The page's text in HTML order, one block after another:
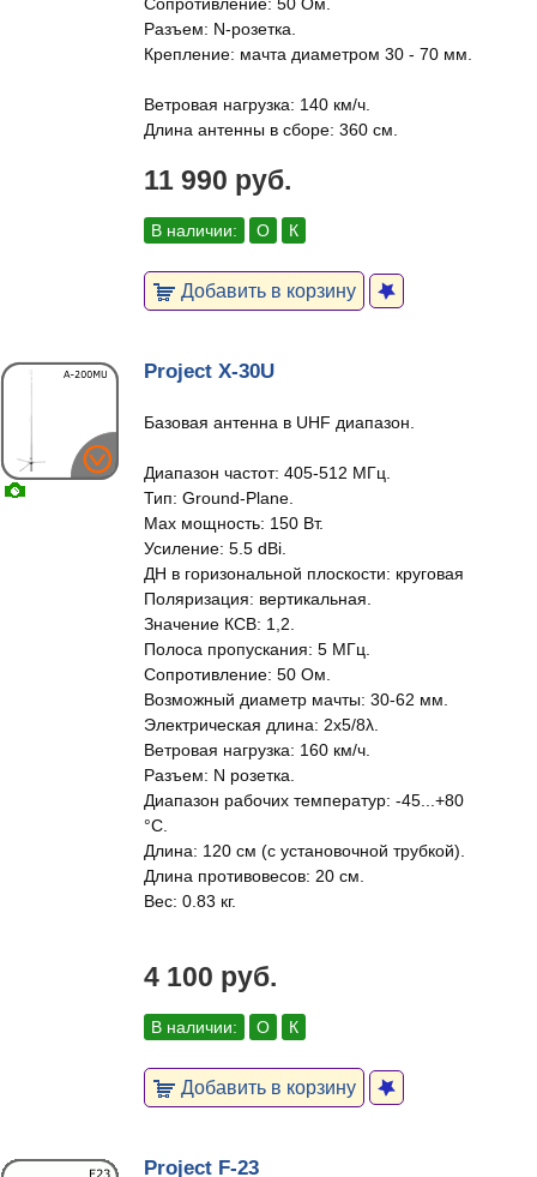
Разъем: N-розетка.
Крепление: мачта диаметром 30 - 70 мм.
Ветровая нагрузка: 140 км/ч.
Длина антенны в сборе: 360 см.
11 990 руб.
В наличии: О К
Добавить в корзину
Project X-30U
Базовая антенна в UHF диапазон.
Диапазон частот: 405-512 МГц.
Тип: Ground-Plane.
Max мощность: 150 Вт.
Усиление: 5.5 dBi.
ДН в горизональной плоскости: круговая
Поляризация: вертикальная.
Значение КСВ: 1,2.
Полоса пропускания: 5 МГц.
Сопротивление: 50 Ом.
Возможный диаметр мачты: 30-62 мм.
Электрическая длина: 2х5/8λ.
Ветровая нагрузка: 160 км/ч.
Разъем: N розетка.
Диапазон рабочих температур: -45...+80
°C.
Длина: 120 см (с установочной трубкой).
Длина противовесов: 20 см.
Вес: 0.83 кг.
4 100 руб.
В наличии: О К
Добавить в корзину
Project F-23